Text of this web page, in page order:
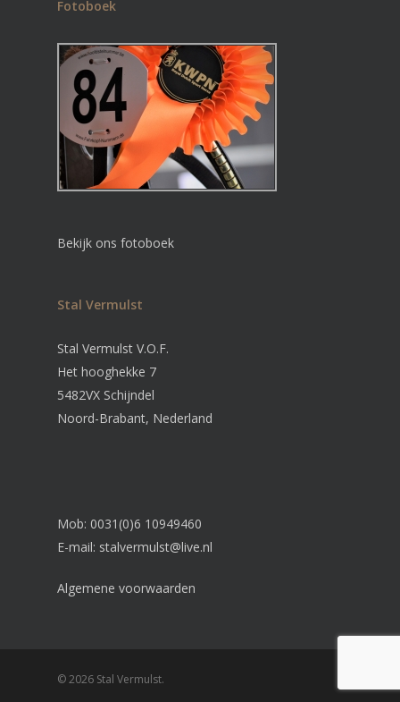
Fotoboek
Bekijk ons fotoboek
Stal Vermulst
Stal Vermulst V.O.F.
Het hooghekke 7
5482VX Schijndel
Noord-Brabant, Nederland
Mob: 0031(0)6 10949460
E-mail: stalvermulst@live.nl
Algemene voorwaarden
© 2026 Stal Vermulst.